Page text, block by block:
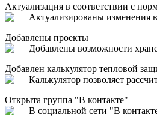
Актуализация в соответствии с
Актуализированы изменения
Добавлены проекты
Добавлены возможности
Добавлен калькулятор тепловой
Калькулятор позволяет
Открыта группа "В контакте"
В социальной сети "В